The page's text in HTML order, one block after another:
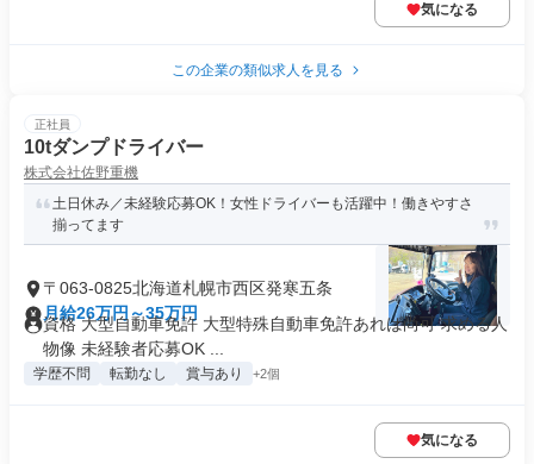
気になる
この企業の類似求人を見る
正社員
10tダンプドライバー
株式会社佐野重機
土日休み／未経験応募OK！女性ドライバーも活躍中！働きやすさ
揃ってます
〒063-0825北海道札幌市西区発寒五条
月給26万円～35万円
資格 大型自動車免許 大型特殊自動車免許あれば尚可 求める人
物像 未経験者応募OK ...
学歴不問 転勤なし 賞与あり +2個
気になる